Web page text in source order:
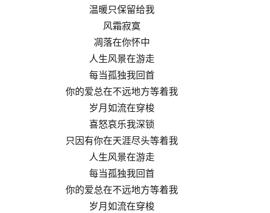
温暖只保留给我
风霜寂寞
凋落在你怀中
人生风景在游走
每当孤独我回首
你的爱总在不远地方等着我
岁月如流在穿梭
喜怒哀乐我深锁
只因有你在天涯尽头等着我
人生风景在游走
每当孤独我回首
你的爱总在不远地方等着我
岁月如流在穿梭